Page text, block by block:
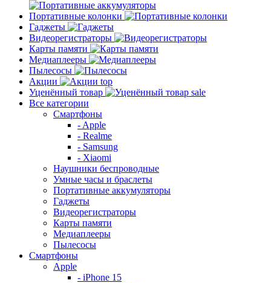
Портативные колонки
Гаджеты
Видеорегистраторы
Карты памяти
Медиаплееры
Пылесосы
Акции
top
Уценённый товар
sale
Все категории
Смартфоны
- Apple
- Realme
- Samsung
- Xiaomi
Наушники беспроводные
Умные часы и браслеты
Портативные аккумуляторы
Гаджеты
Видеорегистраторы
Карты памяти
Медиаплееры
Пылесосы
Смартфоны
Apple
- iPhone 15